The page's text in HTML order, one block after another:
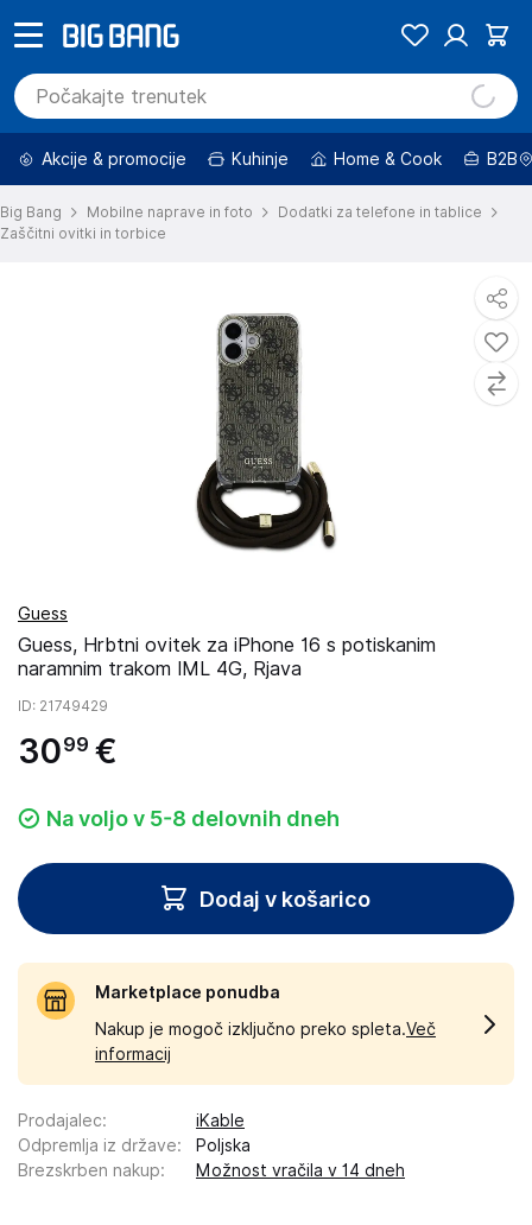
Akcije & promocije Kuhinje Home & Cook B2B
Big Bang Mobilne naprave in foto
Dodatki za telefone in tablice
Zaščitni ovitki in torbice
Guess
Guess, Hrbtni ovitek za iPhone 16 s potiskanim
naramnim trakom IML 4G, Rjava
ID: 21749429
3099 €
Na voljo v 5-8 delovnih dneh
Dodaj v košarico
Marketplace ponudba
Nakup je mogoč izključno preko spleta.Več
informacij
Prodajalec:
iKable
Odpremlja iz države:
Poljska
Brezskrben nakup: Možnost vračila v 14 dneh